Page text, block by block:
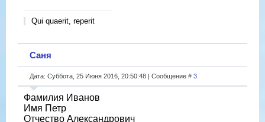
Qui quaerit, reperit
Саня
Дата: Суббота, 25 Июня 2016, 20:50:48 | Сообщение # 3
Фамилия Иванов
Имя Петр
Отчество Александрович